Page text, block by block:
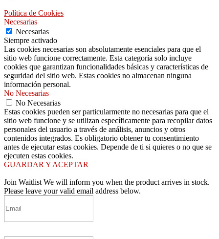
Política de Cookies
Necesarias
Necesarias
Siempre activado
Las cookies necesarias son absolutamente esenciales para que el
sitio web funcione correctamente. Esta categoría solo incluye
cookies que garantizan funcionalidades básicas y características de
seguridad del sitio web. Estas cookies no almacenan ninguna
información personal.
No Necesarias
No Necesarias
Estas cookies pueden ser particularmente no necesarias para que el
sitio web funcione y se utilizan específicamente para recopilar datos
personales del usuario a través de análisis, anuncios y otros
contenidos integrados. Es obligatorio obtener tu consentimiento
antes de ejecutar estas cookies. Depende de ti si quieres o no que se
ejecuten estas cookies.
GUARDAR Y ACEPTAR
Join Waitlist We will inform you when the product arrives in stock.
Please leave your valid email address below.